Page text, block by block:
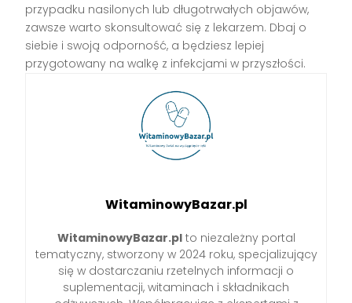
przypadku nasilonych lub długotrwałych objawów,
zawsze warto skonsultować się z lekarzem. Dbaj o
siebie i swoją odporność, a będziesz lepiej
przygotowany na walkę z infekcjami w przyszłości.
WitaminowyBazar.pl
WitaminowyBazar.plto niezależny portal
tematyczny, stworzony w 2024 roku, specjalizujący
się w dostarczaniu rzetelnych informacji o
suplementacji, witaminach i składnikach